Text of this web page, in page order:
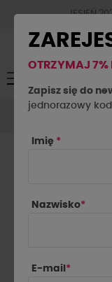
JESIEŃ
Toggle
navigation
☰
Akcesoria
OTRZYMAJ 7%
Zapisz się do
jednorazowy
Imię *
Nazwisko*
E-mail *